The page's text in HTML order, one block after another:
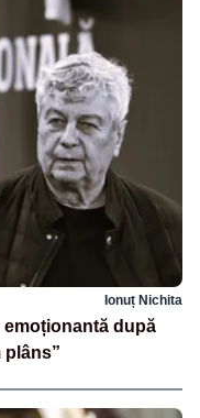
Ionuț Nichita
emoționantă după
plâns”